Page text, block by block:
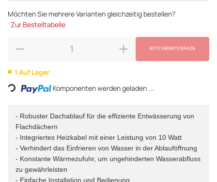
Möchten Sie mehrere Varianten gleichzeitig bestellen?
Zur Bestelltabelle
BITTE VARIANTE WÄHLEN
1 Auf Lager
Loading... Komponenten werden geladen ...
- Robuster Dachablauf für die effiziente Entwässerung von
Flachdächern
- Integriertes Heizkabel mit einer Leistung von 10 Watt
- Verhindert das Einfrieren von Wasser in der Ablauföffnung
- Konstante Wärmezufuhr, um ungehinderten Wasserabfluss
zu gewährleisten
- Einfache Installation und Bedienung